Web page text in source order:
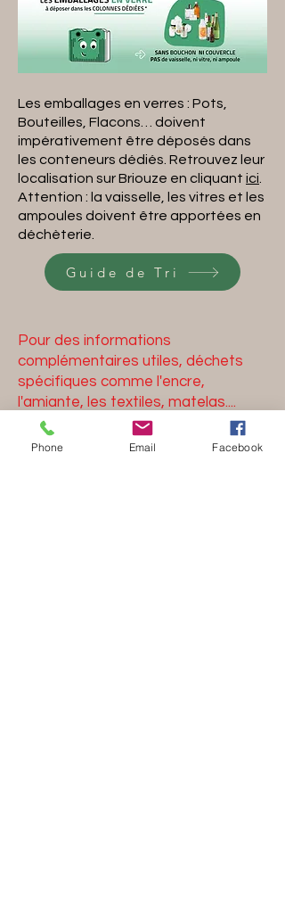
Les emballages en verres : Pots,
Bouteilles, Flacons… doivent
impérativement être déposés dans
les conteneurs dédiés. Retrouvez leur
localisation sur Briouze en cliquant ici
Attention : la vaisselle, les vitres et les
ampoules doivent être apportées en
déchèterie.
Guide de Tri
Pour des informations
complémentaires utiles, déchets
spécifiques comme l'encre,
l'amiante, les textiles, matelas....
Ou pour les comptes
Professionnels, Ecoles,
Phone Email Facebook